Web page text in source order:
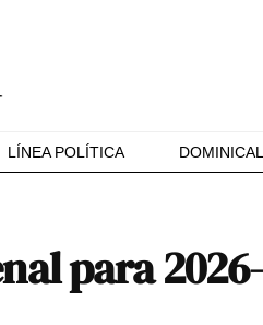
LÍNEA POLÍTICA DOMINICAL
para 2026-